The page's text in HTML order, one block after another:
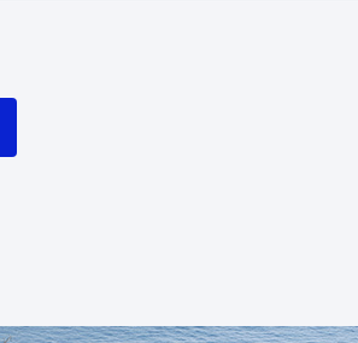
Gune publikoa, hondakinak eta ingurumena